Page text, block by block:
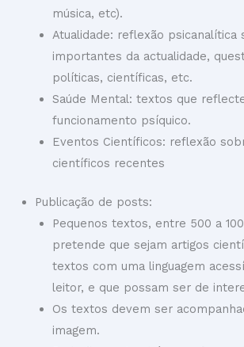
música, etc).
Atualidade: reflexão psicanalítica
importantes da actualidade,
políticas, científicas, etc.
Saúde Mental: textos que
funcionamento psíquico.
Eventos Científicos: reflexão
científicos recentes
Publicação de posts:
Pequenos textos, entre 500 a
pretende que sejam artigos
textos com uma linguagem
leitor, e que possam ser de
Os textos devem ser
imagem.